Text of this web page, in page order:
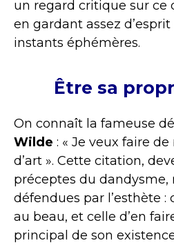
un regard critique sur ce
en gardant assez
instants éphémères.
Être sa
On connaît la fameuse
Wilde : « Je veux faire
d’art ». Cette citation,
préceptes du dandysme,
défendues par l’esthète :
au beau, et celle d’en
principal de son